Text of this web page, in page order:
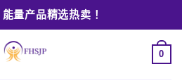
量产品精选热卖！
0